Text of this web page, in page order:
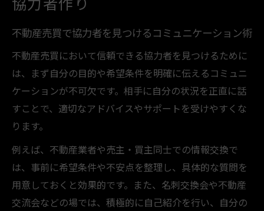
不動産売買で協力者を見つけるコミュニケーション術
不動産売買において信頼できる協力者を見つけるために
は、まず自分の目的や希望条件を明確に伝えるコミュニ
ケーションが不可欠です。相手に自分の状況を正直に話
すことで、適切なアドバイスやサポートを受けやすくな
ります。
例えば、不動産業者や売主・買主同士での情報交換で
は、事前に希望条件や不安点を整理し、具体的な質問を
用意しておくと効果的です。また、名刺交換会や不動産
交流会などの場では、積極的に自己紹介を行い、自分の